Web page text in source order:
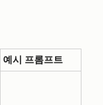
예시 프롬프트